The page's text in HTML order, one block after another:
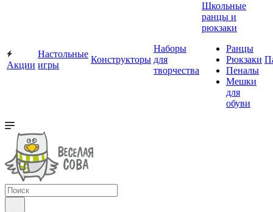
Акции
Настольные
игры
Конструкторы
Наборы
для
творчества
Школьные
ранцы и
рюкзаки
Ранцы
Рюкзаки
Пеналы
Мешки
для
обуви